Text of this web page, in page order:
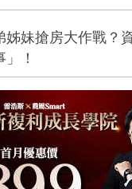
姊妹搶房大作戰？
！